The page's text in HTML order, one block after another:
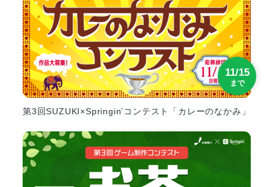
第3回SUZUKI×Springin’コンテスト「カレーのなかみ」
11/15
まで